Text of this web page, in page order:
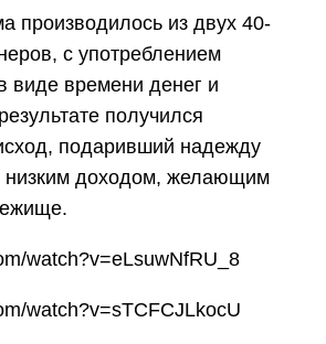
производилось из двух 40-
с употреблением
виде времени денег и
получился
подаривший надежду
доходом, желающим
watch?v=eLsuwNfRU_8
watch?v=sTCFCJLkocU